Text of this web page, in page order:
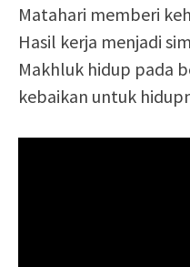
Matahari memberi
Hasil kerja menjadi
Makhluk hidup pada
kebaikan untuk